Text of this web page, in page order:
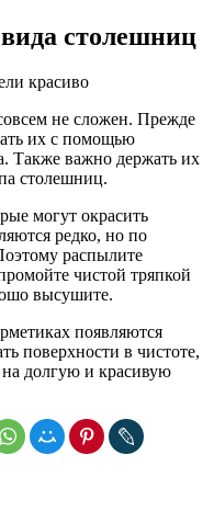
столешниц
не сложен. Прежде
их с помощью
Также важно держать их
столешниц.
могут окрасить
редко, но по
распылите
чистой тряпкой
высушите.
появляются
поверхности в чистоте,
долгую и красивую